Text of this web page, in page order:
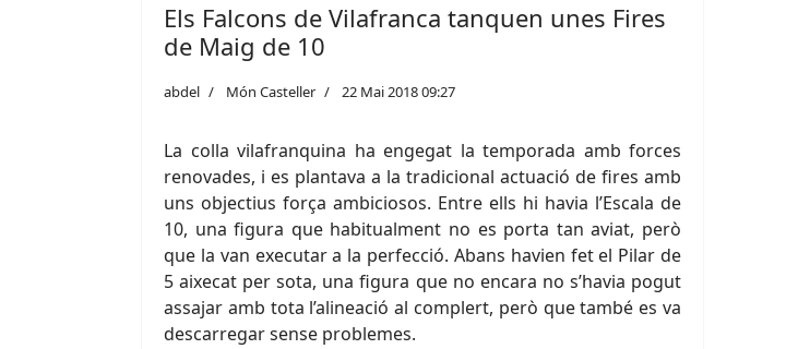
Els Falcons de Vilafranca tanquen unes Fires
de Maig de 10
abdel Món Casteller 22 Mai 2018 09:27
La colla vilafranquina ha engegat la temporada amb forces
renovades, i es plantava a la tradicional actuació de fires amb
uns objectius força ambiciosos. Entre ells hi havia l’Escala de
10, una figura que habitualment no es porta tan aviat, però
que la van executar a la perfecció. Abans havien fet el Pilar de
5 aixecat per sota, una figura que no encara no s’havia pogut
assajar amb tota l’alineació al complert, però que també es va
descarregar sense problemes.